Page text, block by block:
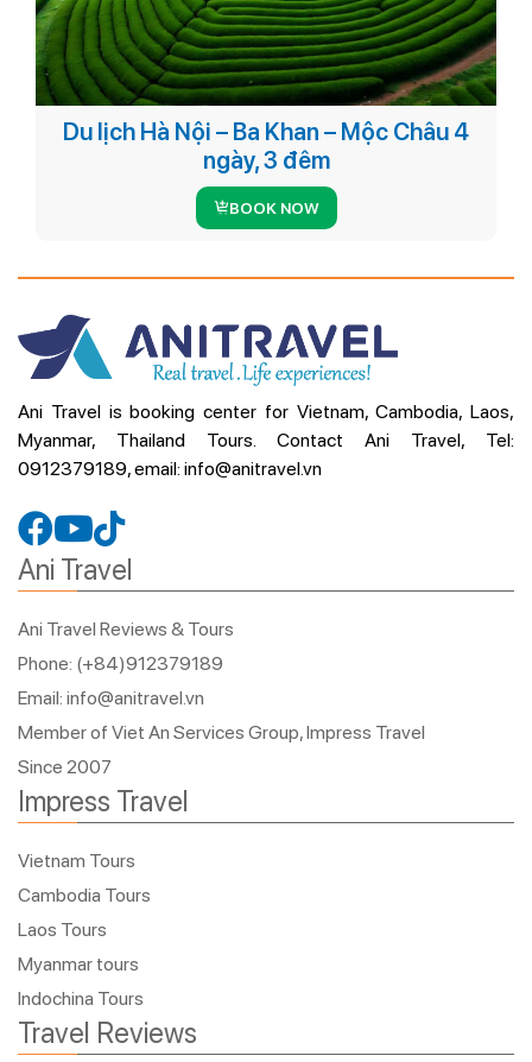
Du lịch Hà Nội – Ba Khan – Mộc Châu 4
ngày, 3 đêm
BOOK NOW
Ani Travel is booking center for Vietnam, Cambodia, Laos,
Myanmar, Thailand Tours. Contact Ani Travel, Tel:
0912379189, email: info@anitravel.vn
Ani Travel
Ani Travel Reviews & Tours
Phone: (+84)912379189
Email: info@anitravel.vn
Member of Viet An Services Group, Impress Travel
Since 2007
Impress Travel
Vietnam Tours
Cambodia Tours
Laos Tours
Myanmar tours
Indochina Tours
Travel Reviews